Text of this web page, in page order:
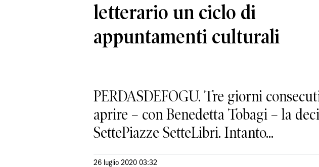
letterario un ciclo di
appuntamenti culturali
PERDASDEFOGU. Tre giorni
aprire – con Benedetta Tobagi – la
SettePiazze SetteLibri. Intanto...
26 luglio 2020 03:32